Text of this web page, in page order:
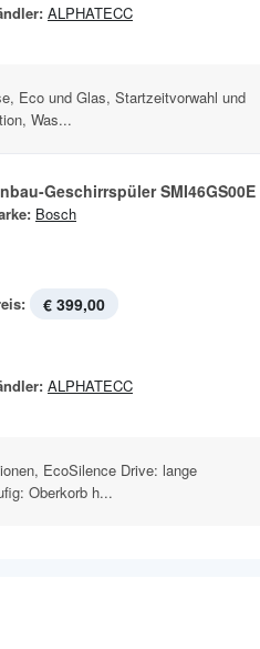
ALPHATECC
Eco und Glas, Startzeitvorwahl und
Was...
Geschirrspüler SMI46GS00E
Bosch
€ 399,00
ALPHATECC
EcoSilence Drive: lange
Oberkorb h...